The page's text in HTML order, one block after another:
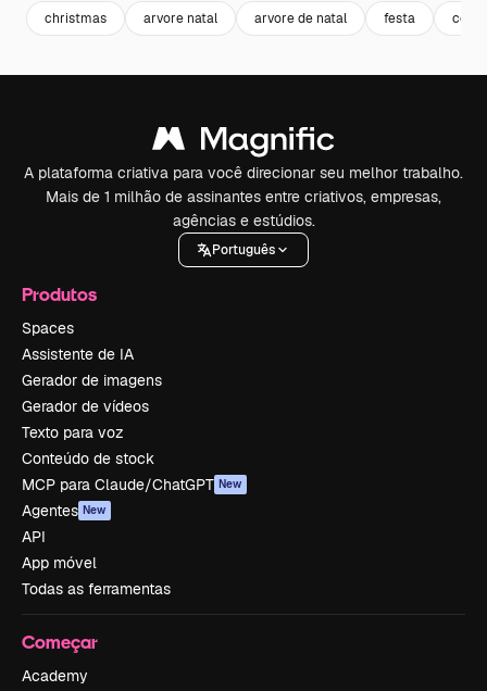
christmas arvore natal arvore de natal festa
A plataforma criativa para você direcionar seu melhor trabalho.
Mais de 1 milhão de assinantes entre criativos, empresas,
agências e estúdios.
Português
Produtos
Spaces
Assistente de IA
Gerador de imagens
Gerador de vídeos
Texto para voz
Conteúdo de stock
MCP para Claude/ChatGPT New
Agentes New
API
App móvel
Todas as ferramentas
Começar
Academy